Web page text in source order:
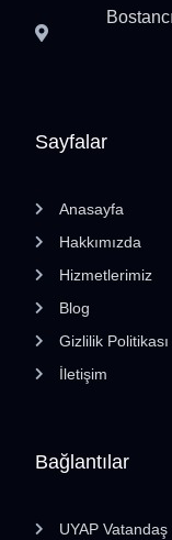
Bağlantılar
UYAP Vatandaş
Sayfalar
Anasayfa
Hakkımızda
Hizmetlerimiz
Blog
Gizlilik Politikası
İletişim